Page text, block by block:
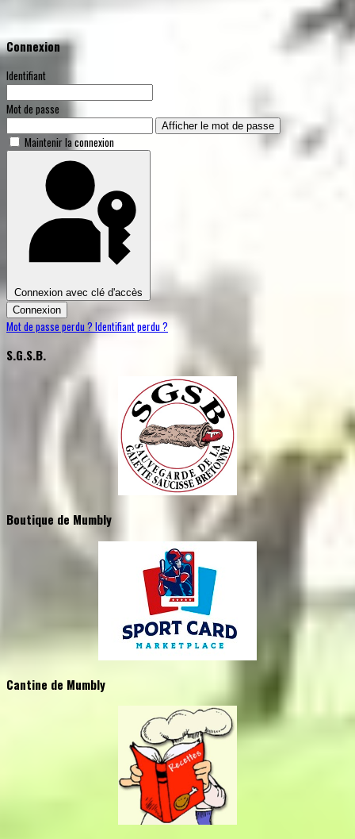
Connexion
Identifiant
Mot de passe
Afficher le mot de passe
Maintenir la connexion
Connexion avec clé d'accès
Connexion
Mot de passe perdu ? Identifiant perdu ?
S.G.S.B.
Boutique de Mumbly
Cantine de Mumbly